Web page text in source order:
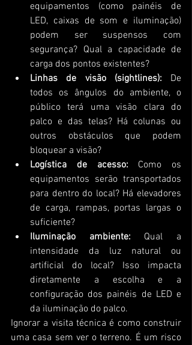
equipamentos (como painéis de
LED, caixas de som e iluminação)
podem ser suspensos com
segurança? Qual a capacidade de
carga dos pontos existentes?
Linhas de visão (sightlines): De
todos os ângulos do ambiente, o
público terá uma visão clara do
palco e das telas? Há colunas ou
outros obstáculos que podem
bloquear a visão?
Logística de acesso: Como os
equipamentos serão transportados
para dentro do local? Há elevadores
de carga, rampas, portas largas o
suficiente?
Iluminação ambiente: Qual a
intensidade da luz natural ou
artificial do local? Isso impacta
diretamente a escolha e a
configuração dos painéis de LED e
da iluminação do palco.
Ignorar a visita técnica é como construir
uma casa sem ver o terreno. É um risco